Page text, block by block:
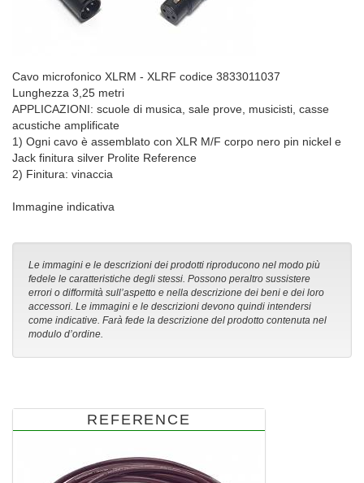
Cavo microfonico XLRM - XLRF codice 3833011037
Lunghezza 3,25 metri
APPLICAZIONI: scuole di musica, sale prove, musicisti, casse
acustiche amplificate
1) Ogni cavo è assemblato con XLR M/F corpo nero pin nickel e
Jack finitura silver Prolite Reference
2) Finitura: vinaccia
Immagine indicativa
Le immagini e le descrizioni dei prodotti riproducono nel modo più
fedele le caratteristiche degli stessi. Possono peraltro sussistere
errori o difformità sull’aspetto e nella descrizione dei beni e dei loro
accessori. Le immagini e le descrizioni devono quindi intendersi
come indicative. Farà fede la descrizione del prodotto contenuta nel
modulo d’ordine.
REFERENCE